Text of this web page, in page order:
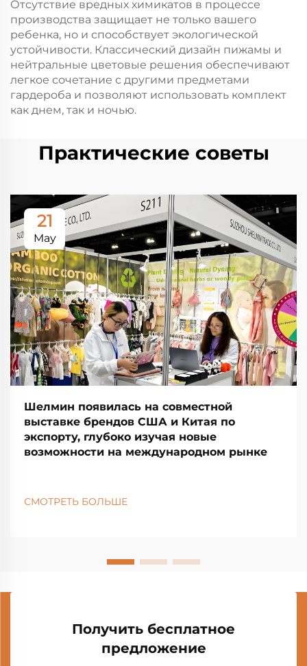
Отсутствие вредных химикатов в процессе
производства защищает не только вашего
ребенка, но и способствует экологической
устойчивости. Классический дизайн пижамы и
нейтральные цветовые решения обеспечивают
легкое сочетание с другими предметами
гардероба и позволяют использовать комплект
как днем, так и ночью.
Практические советы
21
May
Шелмин появилась на совместной
выставке брендов США и Китая по
экспорту, глубоко изучая новые
возможности на международном рынке
СМОТРЕТЬ БОЛЬШЕ
Получить бесплатное
предложение